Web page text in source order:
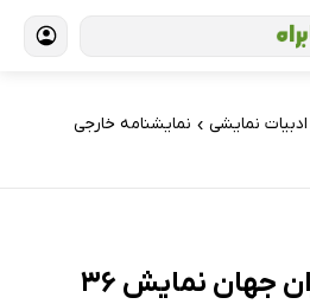
ادبیات نمایشی › نمایشنامه خارجی
جهان نمایش 36